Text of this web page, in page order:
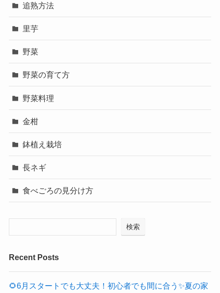
追熟方法
里芋
野菜
野菜の育て方
野菜料理
金柑
鉢植え栽培
長ネギ
食べごろの見分け方
検索
Recent Posts
🌻6月スタートでも大丈夫！初心者でも間に合う✨夏の家